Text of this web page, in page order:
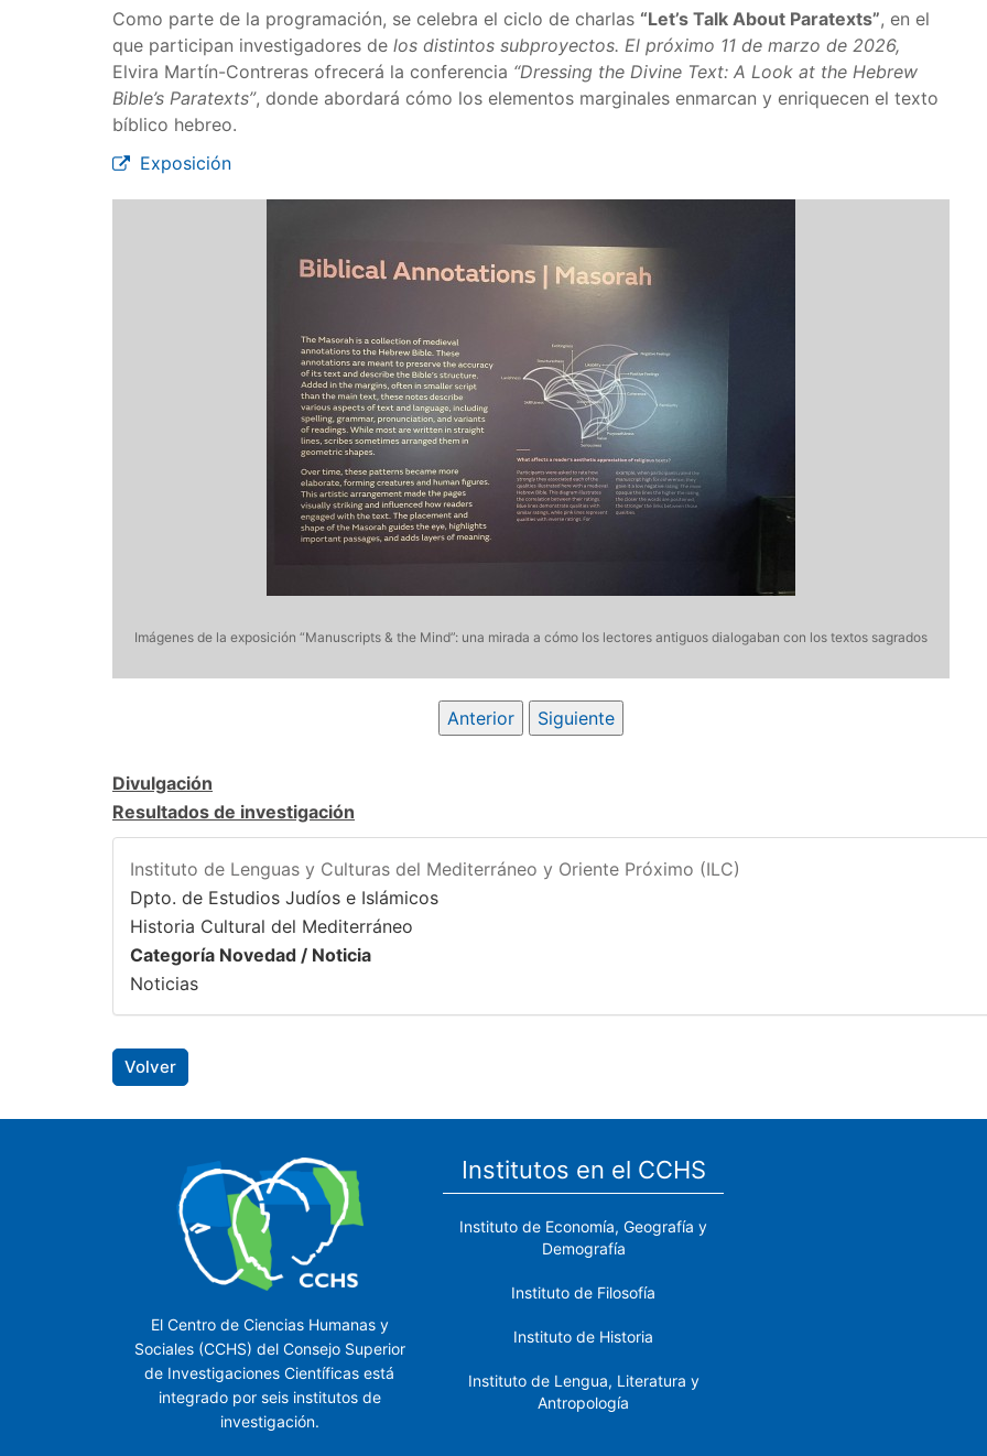
Como parte de la programación, se celebra el ciclo de charlas “Let’s Talk About Paratexts”, en el
que participan investigadores de los distintos subproyectos. El próximo 11 de marzo de 2026,
Elvira Martín-Contreras ofrecerá la conferencia “Dressing the Divine Text: A Look at the Hebrew
Bible’s Paratexts”, donde abordará cómo los elementos marginales enmarcan y enriquecen el texto
bíblico hebreo.
Exposición
Imágenes de la exposición “Manuscripts & the Mind”: una mirada a cómo los lectores antiguos dialogaban con los textos sagrados
Anterior Siguiente
Divulgación
Resultados de investigación
Instituto de Lenguas y Culturas del Mediterráneo y Oriente Próximo (ILC)
Dpto. de Estudios Judíos e Islámicos
Historia Cultural del Mediterráneo
Categoría Novedad / Noticia
Noticias
Volver
El Centro de Ciencias Humanas y
Sociales (CCHS) del Consejo Superior
de Investigaciones Científicas está
integrado por seis institutos de
investigación.
Institutos en el CCHS
Instituto de Economía, Geografía y
Demografía
Instituto de Filosofía
Instituto de Historia
Instituto de Lengua, Literatura y
Antropología